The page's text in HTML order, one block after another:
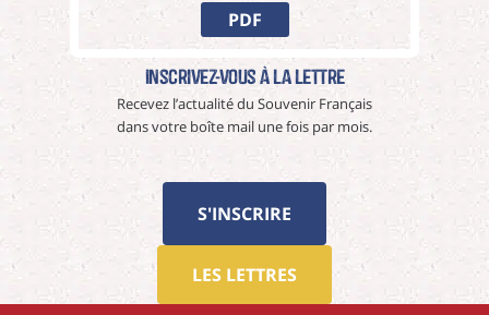
PDF
Inscrivez-vous à La Lettre
Recevez l’actualité du Souvenir Français
dans votre boîte mail une fois par mois.
S'INSCRIRE
LES LETTRES